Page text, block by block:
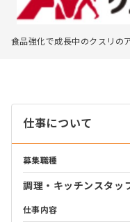
食品強化で成長中のクスリの
仕事について
募集職種
調理・キッチンスタッ
仕事内容